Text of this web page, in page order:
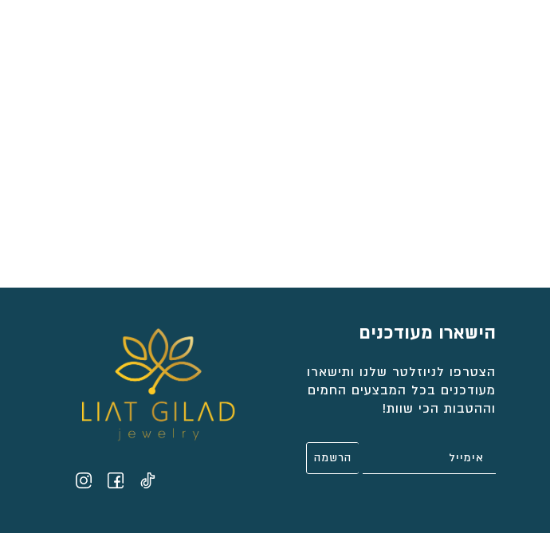
הישארו מעודכנים
הצטרפו לניוזלטר שלנו ותישארו
מעודכנים בכל המבצעים החמים
וההטבות הכי שוות!